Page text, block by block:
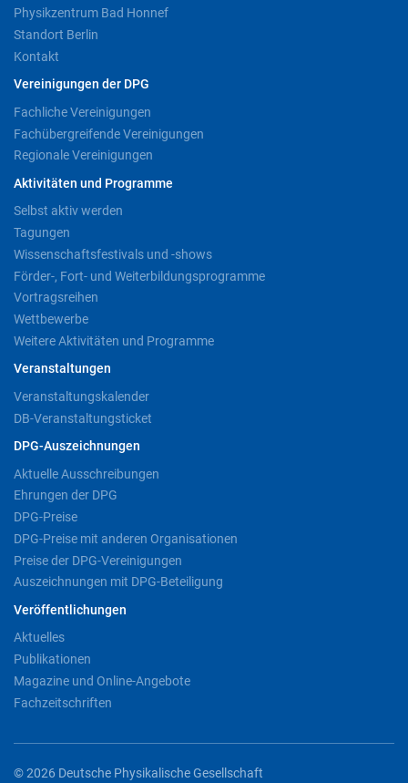
Physikzentrum Bad Honnef
Standort Berlin
Kontakt
Vereinigungen der DPG
Fachliche Vereinigungen
Fachübergreifende Vereinigungen
Regionale Vereinigungen
Aktivitäten und Programme
Selbst aktiv werden
Tagungen
Wissenschaftsfestivals und -shows
Förder-, Fort- und Weiterbildungsprogramme
Vortragsreihen
Wettbewerbe
Weitere Aktivitäten und Programme
Veranstaltungen
Veranstaltungskalender
DB-Veranstaltungsticket
DPG-Auszeichnungen
Aktuelle Ausschreibungen
Ehrungen der DPG
DPG-Preise
DPG-Preise mit anderen Organisationen
Preise der DPG-Vereinigungen
Auszeichnungen mit DPG-Beteiligung
Veröffentlichungen
Aktuelles
Publikationen
Magazine und Online-Angebote
Fachzeitschriften
© 2026 Deutsche Physikalische Gesellschaft